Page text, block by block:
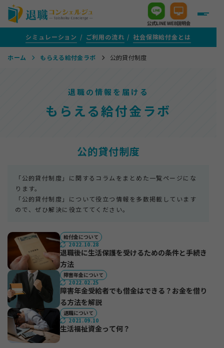
給付金がもらえる転職支援を活用する方
1年以上ご通院を続けている方
法人ご担当者・インフルエンサーの方
もらえる給付金ラボ
退職コンシェルジュについて
シミュレーション ご利用の流れ 社会保険給付金とは
ホーム もらえる給付金ラボ 公的貸付制度
退職の情報を届ける
もらえる給付金ラボ
公的貸付制度
「公的貸付制度」に関するコラムをまとめた一覧ページにな
ります。
「公的貸付制度」について役立つ情報を多数掲載しています
ので、ぜひ解決に役立ててください。
給付金について
2022.10.28
退職後に生活保護を受けるための条件と手続き
方法
障害年金について
2022.02.25
障害年金受給者でも借金はできる？お金を借り
る方法を解説
退職について
2021.09.10
生活福祉資金って何？